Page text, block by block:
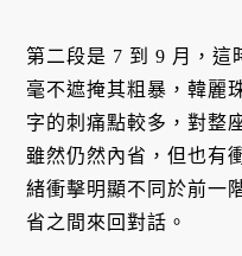
第二段是 7 到 9 月，這
毫不遮掩其粗暴，韓麗
字的刺痛點較多，對整
雖然仍然內省，但也有
緒衝擊明顯不同於前一
省之間來回對話。